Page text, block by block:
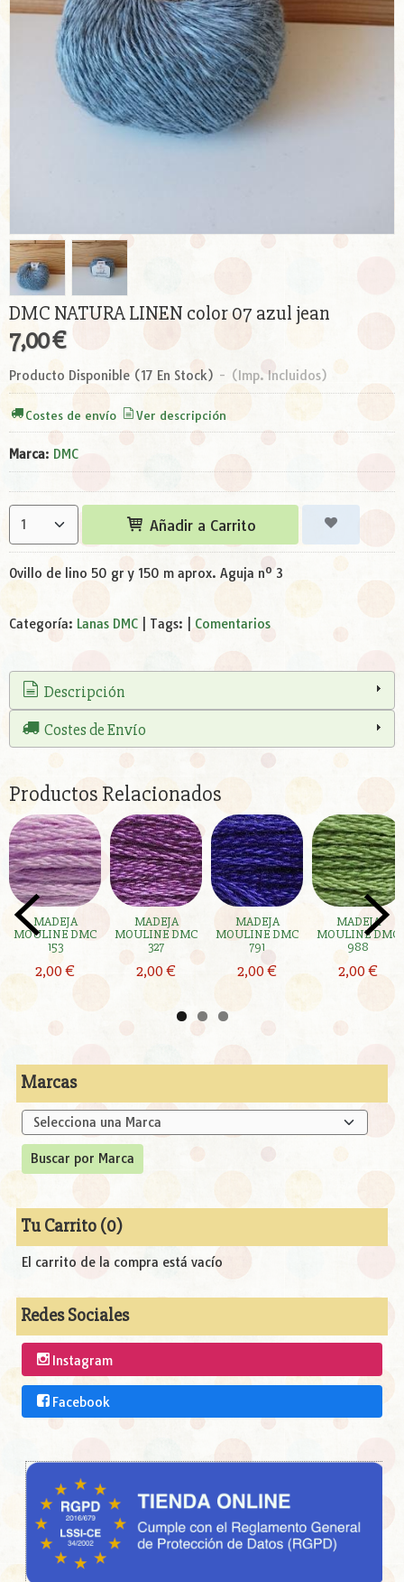
Marcas
Tu Carrito (0)
El carrito de la compra está vacío
Redes Sociales
Instagram
Facebook
DMC NATURA LINEN color 07 azul jean
7,00 €
Producto Disponible (17 En Stock) - (Imp. Incluidos)
Costes de envío Ver descripción
Marca: DMC
Añadir a Carrito
Ovillo de lino 50 gr y 150 m aprox. Aguja nº 3
Categoría: Lanas DMC Tags: Comentarios
Descripción
Costes de Envío
Productos Relacionados
MADEJA
MOULINE DMC
153
2,00 €
MADEJA
MOULINE DMC
327
2,00 €
MADEJA
MOULINE DMC
791
2,00 €
MADEJA
MOULINE DMC
988
2,00 €